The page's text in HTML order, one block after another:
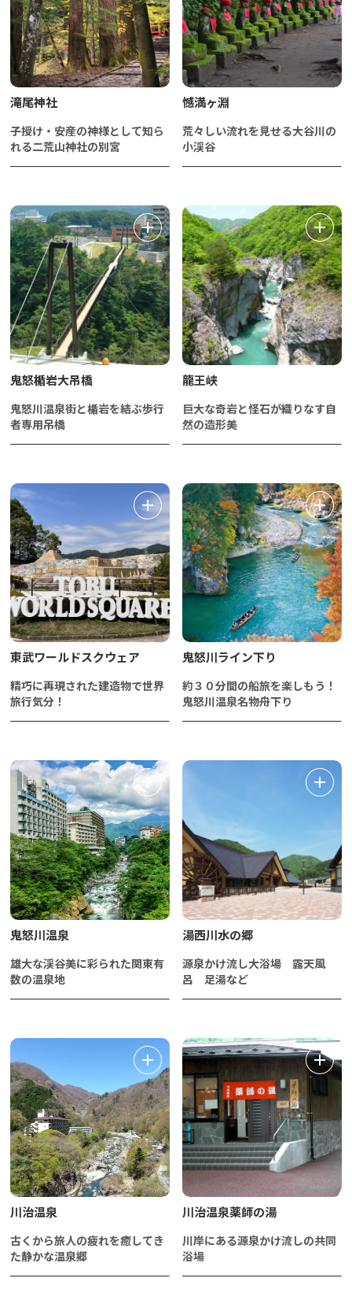
滝尾神社
子授け・安産の神様として知ら
れる二荒山神社の別宮
憾満ヶ淵
荒々しい流れを見せる大谷川の
小渓谷
鬼怒楯岩大吊橋
鬼怒川温泉街と楯岩を結ぶ歩行
者専用吊橋
龍王峡
巨大な奇岩と怪石が織りなす自
然の造形美
東武ワールドスクウェア
精巧に再現された建造物で世界
旅行気分！
鬼怒川ライン下り
約３０分間の船旅を楽しもう！
鬼怒川温泉名物舟下り
鬼怒川温泉
雄大な渓谷美に彩られた関東有
数の温泉地
湯西川水の郷
源泉かけ流し大浴場 露天風
呂 足湯など
川治温泉
古くから旅人の疲れを癒してき
た静かな温泉郷
川治温泉薬師の湯
川岸にある源泉かけ流しの共同
浴場